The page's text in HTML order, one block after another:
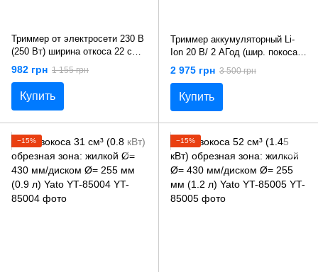
Триммер от электросети 230 В
(250 Вт) ширина откоса 22 см
(жилка Ø= 1.2 мм) Yato YT-
982 грн 1 155 грн
Купить
Триммер аккумуляторный Li-
Ion 20 В/ 2 АГод (шир. покоса
25 см) леска Ø=1.2мм
(держатель 99-127 см) STHOR
78181
2 975 грн 3 500 грн
Купить
−15% −15%